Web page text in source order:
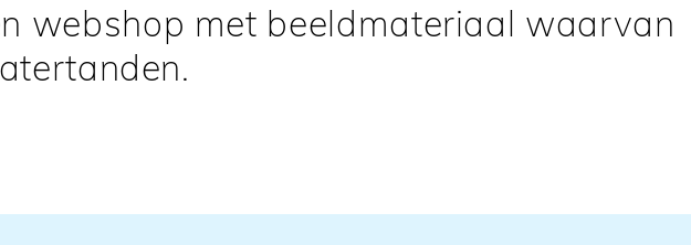
webshop met beeldmateriaal waarvan